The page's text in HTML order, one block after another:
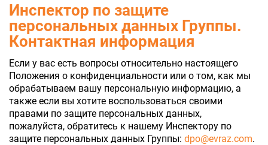
Инспектор по защите
персональных данных Группы.
Контактная информация
Если у вас есть вопросы относительно настоящего
Положения о конфиденциальности или о том, как мы
обрабатываем вашу персональную информацию, а
также если вы хотите воспользоваться своими
правами по защите персональных данных,
пожалуйста, обратитесь к нашему Инспектору по
защите персональных данных Группы: dpo@evraz.com.